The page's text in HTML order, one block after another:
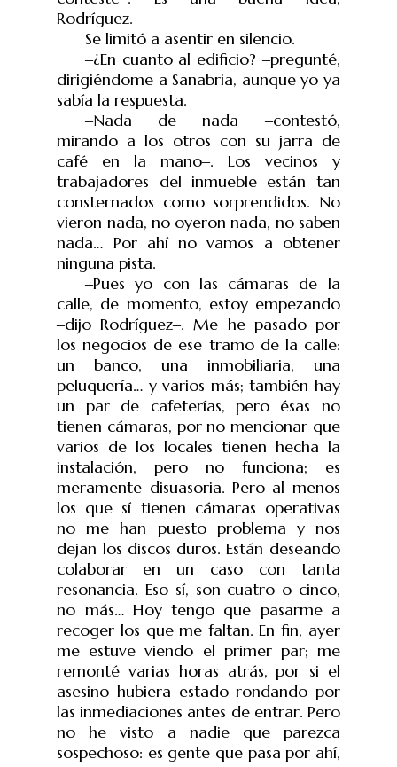
Rodríguez.
Se limitó a asentir en silencio.
‒¿En cuanto al edificio?‒pregunté,
dirigiéndome a Sanabria, aunque yo ya
sabía la respuesta.
‒Nada de nada‒contestó,
mirando a los otros con su jarra de
café en la mano‒. Los vecinos y
trabajadores del inmueble están tan
consternados como sorprendidos. No
vieron nada, no oyeron nada, no saben
nada… Por ahí no vamos a obtener
ninguna pista.
‒Pues yo con las cámaras de la
calle, de momento, estoy empezando
‒dijo Rodríguez‒. Me he pasado por
los negocios de ese tramo de la calle:
un banco, una inmobiliaria, una
peluquería… y varios más; también hay
un par de cafeterías, pero ésas no
tienen cámaras, por no mencionar que
varios de los locales tienen hecha la
instalación, pero no funciona; es
meramente disuasoria. Pero al menos
los que sí tienen cámaras operativas
no me han puesto problema y nos
dejan los discos duros. Están deseando
colaborar en un caso con tanta
resonancia. Eso sí, son cuatro o cinco,
no más… Hoy tengo que pasarme a
recoger los que me faltan. En fin, ayer
me estuve viendo el primer par; me
remonté varias horas atrás, por si el
asesino hubiera estado rondando por
las inmediaciones antes de entrar. Pero
no he visto a nadie que parezca
sospechoso: es gente que pasa por ahí,